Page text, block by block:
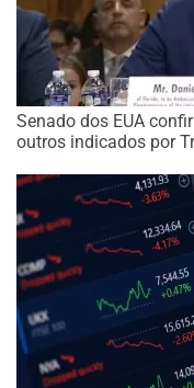
Senado dos EUA
outros indicados por